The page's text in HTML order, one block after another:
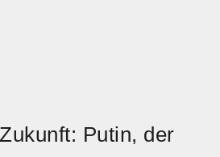
Putin, der